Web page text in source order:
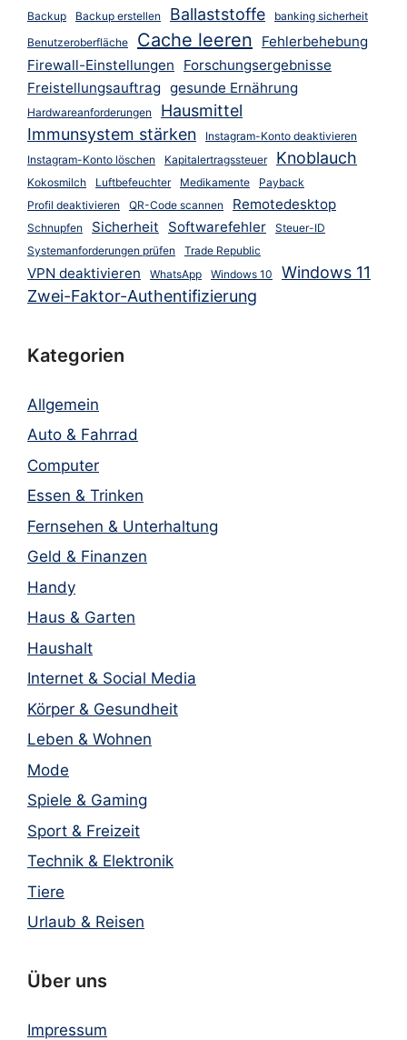
Backup
Backup erstellen Ballaststoffe
banking sicherheit
Benutzeroberfläche
Cache leeren
Fehlerbehebung
Firewall-Einstellungen
Forschungsergebnisse
Freistellungsauftrag gesunde Ernährung
Hardwareanforderungen
Hausmittel
Immunsystem stärken
Instagram-Konto deaktivieren
Instagram-Konto löschen
Kapitalertragssteuer Knoblauch
Kokosmilch Luftbefeuchter Medikamente
Payback
Profil deaktivieren
QR-Code scannen Remotedesktop
Schnupfen Sicherheit Softwarefehler
Steuer-ID
Systemanforderungen prüfen
Trade Republic
VPN deaktivieren WhatsApp Windows 10
Windows 11
Zwei-Faktor-Authentifizierung
Kategorien
Allgemein
Auto & Fahrrad
Computer
Essen & Trinken
Fernsehen & Unterhaltung
Geld & Finanzen
Handy
Haus & Garten
Haushalt
Internet & Social Media
Körper & Gesundheit
Leben & Wohnen
Mode
Spiele & Gaming
Sport & Freizeit
Technik & Elektronik
Tiere
Urlaub & Reisen
Über uns
Impressum